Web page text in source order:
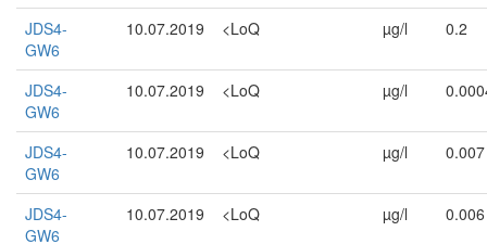
JDS4-
GW6
10.07.2019 <LoQ µg/l 0.2
JDS4-
GW6
10.07.2019 <LoQ µg/l
JDS4-
GW6
10.07.2019 <LoQ µg/l 0.007
JDS4-
GW6
10.07.2019 <LoQ µg/l 0.006